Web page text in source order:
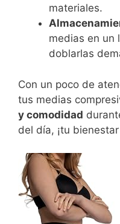
materiales.
medias en un
doblarlas
Con un poco de
tus medias
y comodidad
del día, ¡tu